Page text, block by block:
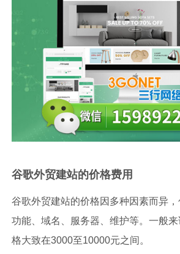
谷歌外贸建站的价格费用
谷歌外贸建站的价格因多种因素而异，
功能、域名、服务器、维护等。一般
格大致在3000至10000元之间。